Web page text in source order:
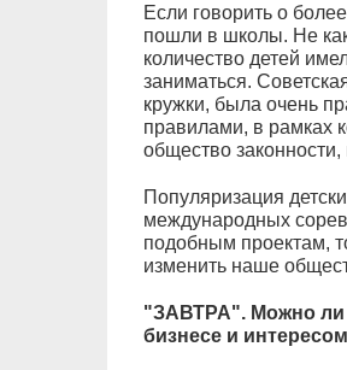
Если говорить о
пошли в школы. Не
количество детей
заниматься.
кружки, была очень
правилами, в рамках
общество законности,
Популяризация
международных
подобным проектам,
изменить наше
"ЗАВТРА". Можно ли
бизнесе и